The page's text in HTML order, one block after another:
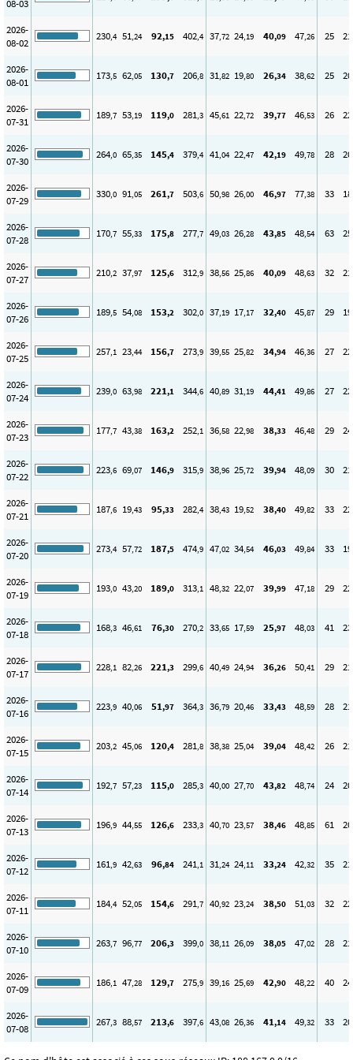
08-03
2026-
08-02
230,4 51,24 92,15 402,4 37,72 24,19 40,09 47,26 25 21
2026-
08-01
173,5 62,05 130,7 206,8 31,82 19,80 26,34 38,62 25 20
2026-
07-31
189,7 53,19 119,0 281,3 45,61 22,72 39,77 46,53 26 22
2026-
07-30
264,0 65,35 145,4 379,4 41,04 22,47 42,19 49,78 28 20
2026-
07-29
330,0 91,05 261,7 503,6 50,98 26,00 46,97 77,38 33 18
2026-
07-28
170,7 55,33 175,8 277,7 49,03 26,28 43,85 48,54 63 25
2026-
07-27
210,2 37,97 125,6 312,9 38,56 25,86 40,09 48,63 32 21
2026-
07-26
189,5 54,08 153,2 302,0 37,19 17,17 32,40 45,87 29 19
2026-
07-25
257,1 23,44 156,7 273,9 39,55 25,82 34,94 46,36 27 22
2026-
07-24
239,0 63,98 221,1 344,6 40,89 31,19 44,41 49,86 27 22
2026-
07-23
177,7 43,38 163,2 252,1 36,58 22,98 38,33 46,48 29 24
2026-
07-22
223,6 69,07 146,9 315,9 38,96 25,72 39,94 48,09 30 21
2026-
07-21
187,6 19,43 95,33 282,4 38,43 19,52 38,40 49,82 33 22
2026-
07-20
273,4 57,72 187,5 474,9 47,02 34,54 46,03 49,84 33 19
2026-
07-19
193,0 43,20 189,0 313,1 48,32 22,07 39,99 47,18 29 22
2026-
07-18
168,3 46,61 76,30 270,2 33,65 17,59 25,97 48,03 41 23
2026-
07-17
228,1 82,26 221,3 299,6 40,49 24,94 36,26 50,41 29 21
2026-
07-16
223,9 40,06 51,97 364,3 36,79 20,46 33,43 48,59 28 21
2026-
07-15
203,2 45,06 120,4 281,8 38,38 25,04 39,04 48,42 26 21
2026-
07-14
192,7 57,23 115,0 285,3 40,00 27,70 43,82 48,74 24 20
2026-
07-13
196,9 44,55 126,6 233,3 40,70 23,57 38,46 48,85 61 20
2026-
07-12
161,9 42,63 96,84 241,1 31,24 24,11 33,24 42,32 35 21
2026-
07-11
184,4 52,05 154,6 291,7 40,92 23,24 38,50 51,03 32 22
2026-
07-10
263,7 96,77 206,3 399,0 38,11 26,09 38,05 47,02 28 21
2026-
07-09
186,1 47,28 129,7 275,9 39,16 25,69 42,90 48,22 40 24
2026-
07-08
267,3 88,57 213,6 397,6 43,08 26,36 41,14 49,32 33 20